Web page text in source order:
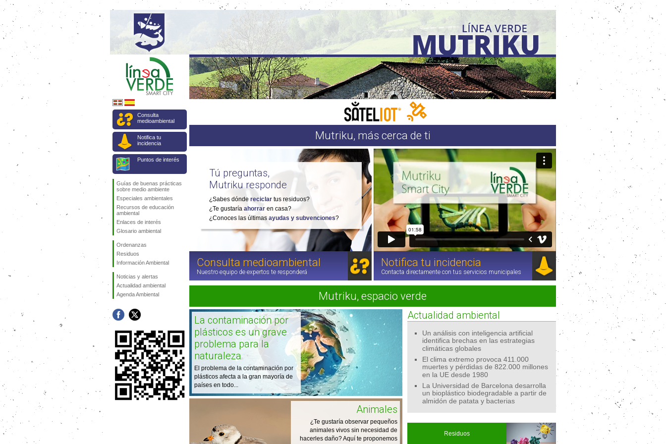
Consulta
medioambiental
Notifica tu
incidencia
Puntos de interés
Guías de buenas prácticas
sobre medio ambiente
Especiales ambientales
Recursos de educación
ambiental
Enlaces de interés
Glosario ambiental
Ordenanzas
Residuos
Información Ambiental
Noticias y alertas
Actualidad ambiental
Agenda Ambiental
Mutriku, más cerca de ti
Tú preguntas,
Mutriku responde
¿Sabes dónde reciclar tus residuos?
¿Te gustaría ahorrar en casa?
¿Conoces las últimas ayudas y subvenciones?
Consulta medioambiental
Nuestro equipo de expertos te responderá
Notifica tu incidencia
Contacta directamente con tus servicios municipales
Mutriku, espacio verde
La contaminación por
plásticos es un grave
problema para la
naturaleza
El problema de la contaminación por
plásticos afecta a la gran mayoría de
países en todo...
Animales
¿Te gustaría observar pequeños
animales vivos sin necesidad de
hacerles daño? Aquí te proponemos
Actualidad ambiental
Un análisis con inteligencia artificial
identifica brechas en las estrategias
climáticas globales
El clima extremo provoca 411.000
muertes y pérdidas de 822.000 millones
en la UE desde 1980
La Universidad de Barcelona desarrolla
un bioplástico biodegradable a partir de
almidón de patata y bacterias
Residuos